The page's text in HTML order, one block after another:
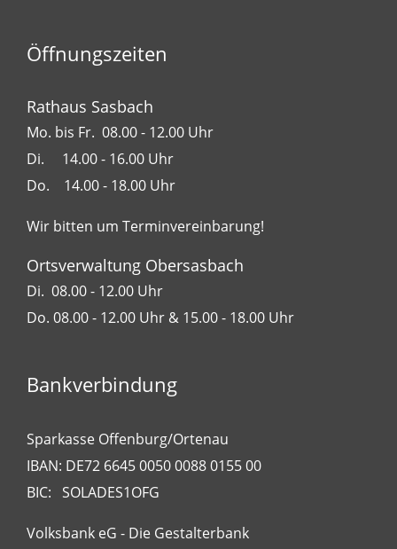
Öffnungszeiten
Rathaus Sasbach
Mo. bis Fr. 08.00 - 12.00 Uhr
Di. 14.00 - 16.00 Uhr
Do. 14.00 - 18.00 Uhr
Wir bitten um Terminvereinbarung!
Ortsverwaltung Obersasbach
Di. 08.00 - 12.00 Uhr
Do. 08.00 - 12.00 Uhr & 15.00 - 18.00 Uhr
Bankverbindung
Sparkasse Offenburg/Ortenau
IBAN: DE72 6645 0050 0088 0155 00
BIC: SOLADES1OFG
Volksbank eG - Die Gestalterbank